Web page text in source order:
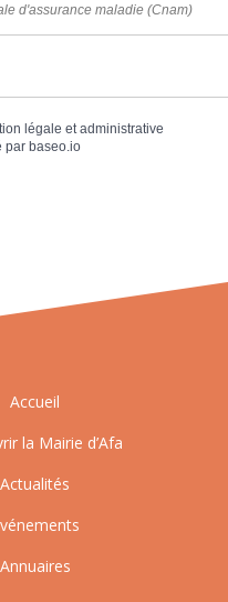
d'assurance maladie (Cnam)
légale et administrative
par baseo.io
Accueil
la Mairie d’Afa
Actualités
Annuaires